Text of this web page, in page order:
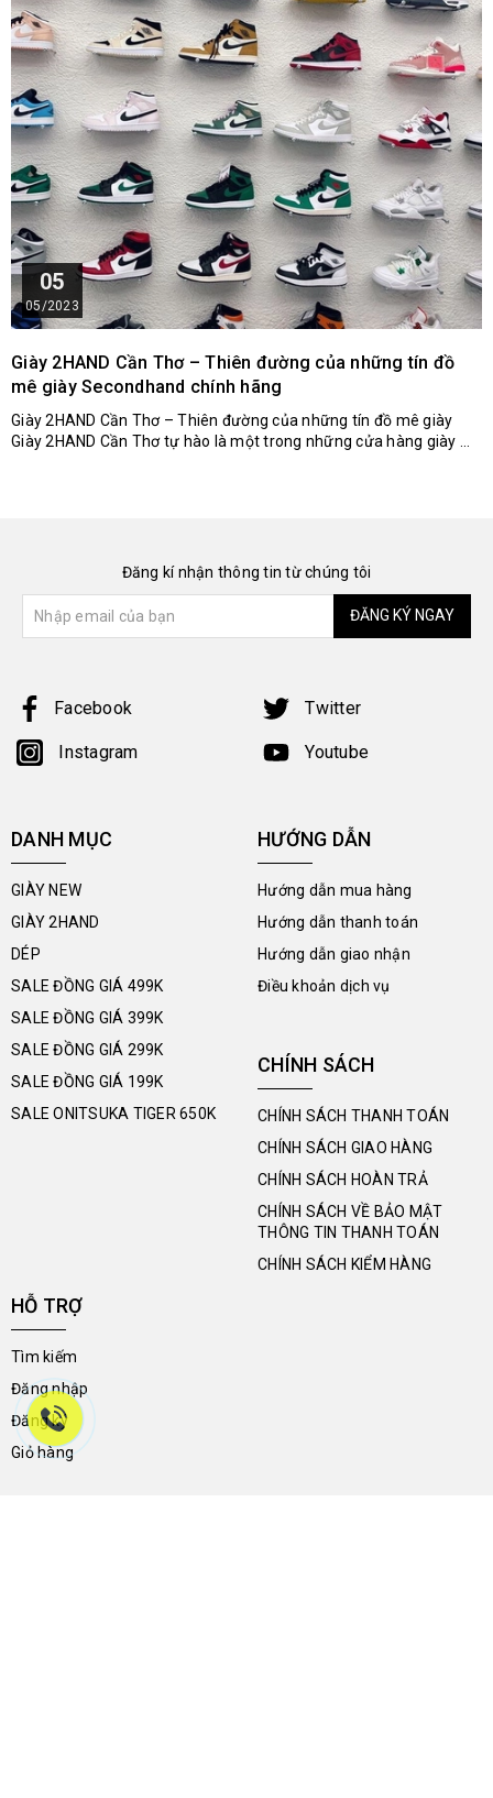
05
05/2023
Giày 2HAND Cần Thơ – Thiên đường của những tín đồ
mê giày Secondhand chính hãng
Giày 2HAND Cần Thơ – Thiên đường của những tín đồ mê giày
Giày 2HAND Cần Thơ tự hào là một trong những cửa hàng giày ...
Đăng kí nhận thông tin từ chúng tôi
ĐĂNG KÝ NGAY
Facebook Twitter
Instagram Youtube
DANH MỤC
GIÀY NEW
GIÀY 2HAND
DÉP
SALE ĐỒNG GIÁ 499K
SALE ĐỒNG GIÁ 399K
SALE ĐỒNG GIÁ 299K
SALE ĐỒNG GIÁ 199K
SALE ONITSUKA TIGER 650K
HƯỚNG DẪN
Hướng dẫn mua hàng
Hướng dẫn thanh toán
Hướng dẫn giao nhận
Điều khoản dịch vụ
CHÍNH SÁCH
CHÍNH SÁCH THANH TOÁN
CHÍNH SÁCH GIAO HÀNG
CHÍNH SÁCH HOÀN TRẢ
CHÍNH SÁCH VỀ BẢO MẬT
THÔNG TIN THANH TOÁN
CHÍNH SÁCH KIỂM HÀNG
HỖ TRỢ
Tìm kiếm
Đăng nhập
Đăng ký
Giỏ hàng